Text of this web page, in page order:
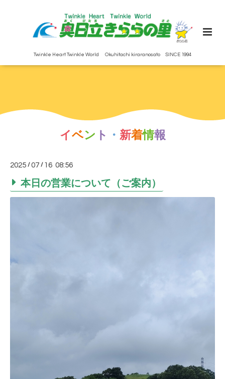
Twinkle Heart Twinkle World Okuhitachi kiraranosato SINCE 1994
イ ベン ト ・ 新着情報
2025 /07 / 16 08:56
本日の営業について（ご案内）